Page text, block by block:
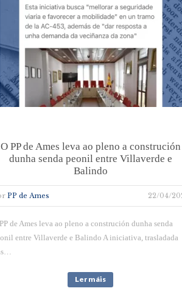
O PP de Ames leva ao pleno a construción
dunha senda peonil entre Villaverde e
Balindo
PP de Ames 22/04/
de Ames leva ao pleno a construción dunha senda
entre Villaverde e Balindo A iniciativa, trasladada
Ler máis